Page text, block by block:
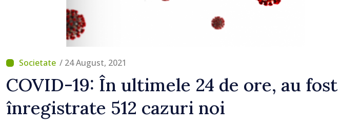
/ 24 August, 2021
COVID-19: În ultimele 24 de ore, au fost
înregistrate 512 cazuri noi